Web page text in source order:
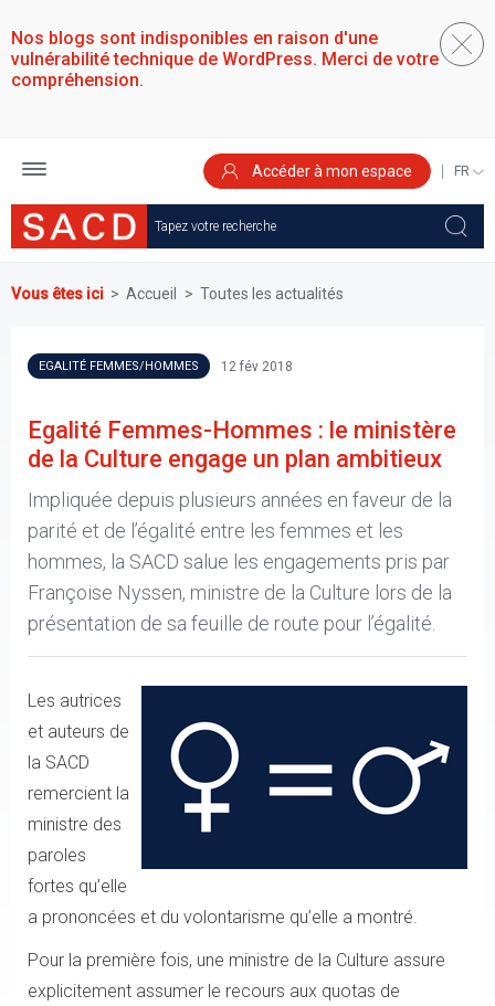
au
contenu
principal
Nos blogs sont indisponibles en raison d'une
vulnérabilité technique de WordPress. Merci de votre
compréhension.
Accéder à mon espace
YOUR
Vous êtes ici Accueil Toutes les actualités
EGALITÉ FEMMES/HOMMES 12 fév 2018
Egalité Femmes-Hommes : le ministère
de la Culture engage un plan ambitieux
Impliquée depuis plusieurs années en faveur de la
parité et de l’égalité entre les femmes et les
hommes, la SACD salue les engagements pris par
Françoise Nyssen, ministre de la Culture lors de la
présentation de sa feuille de route pour l’égalité.
Les autrices
et auteurs de
la SACD
remercient la
ministre des
paroles
fortes qu’elle
a prononcées et du volontarisme qu’elle a montré.
Pour la première fois, une ministre de la Culture assure
explicitement assumer le recours aux quotas de